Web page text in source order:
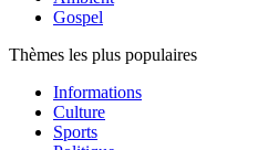
Gospel
Thèmes les plus populaires
Informations
Culture
Sports